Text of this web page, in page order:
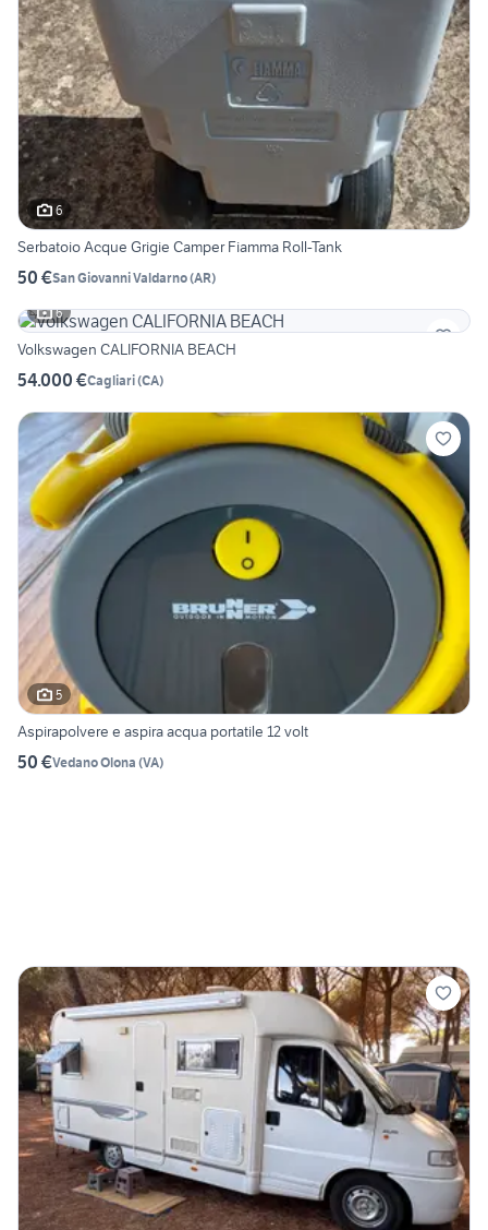
6
Serbatoio Acque Grigie Camper Fiamma Roll-Tank
50 €San Giovanni Valdarno(AR)
6
Volkswagen CALIFORNIA BEACH
54.000 €Cagliari(CA)
5
Aspirapolvere e aspira acqua portatile 12 volt
50 €Vedano Olona (VA)